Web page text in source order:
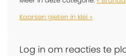
Kaarsen gieten in klei »
Log in om reacties te